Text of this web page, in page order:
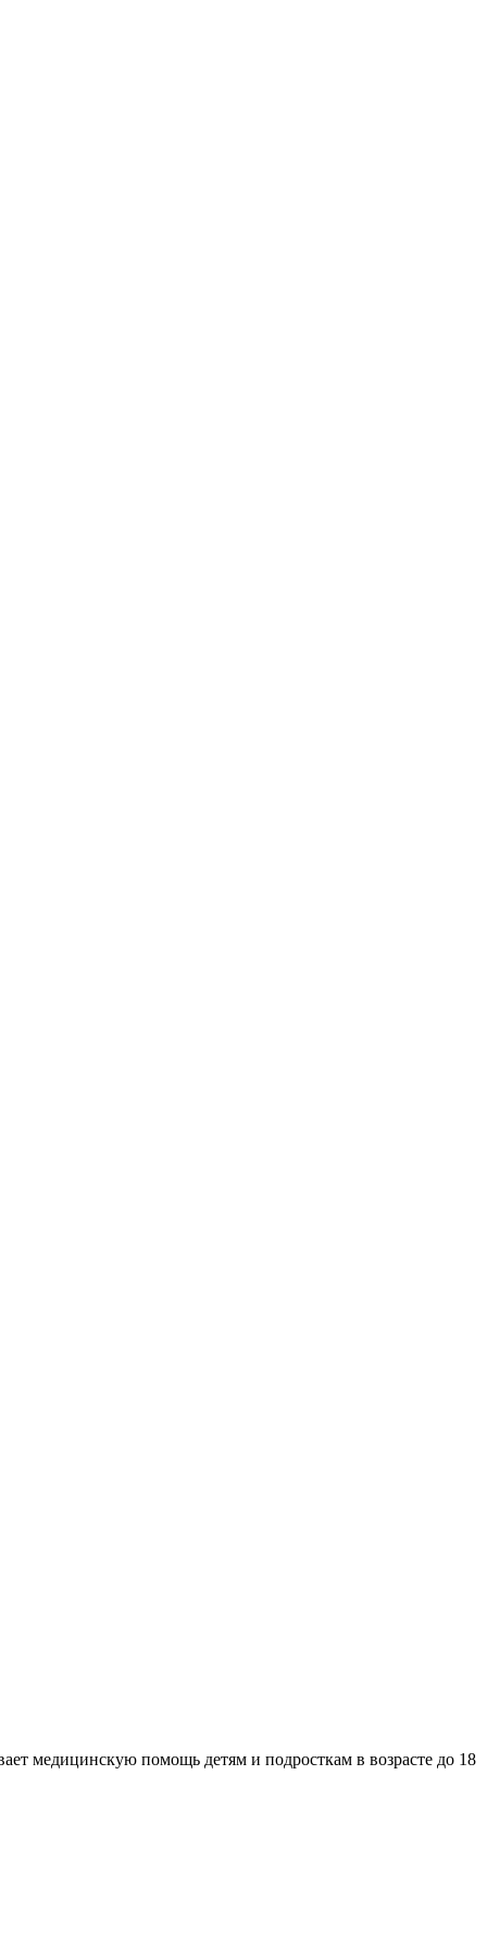
медицинскую помощь детям и подросткам в возрасте до 18